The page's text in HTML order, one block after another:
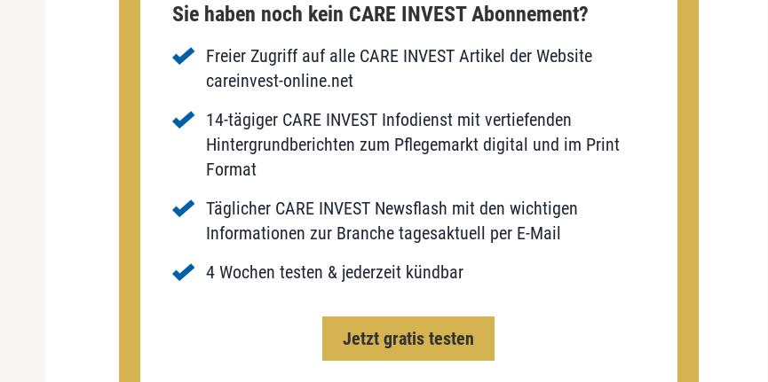
Sie haben noch kein CARE INVEST Abonnement?
Freier Zugriff auf alle CARE INVEST Artikel der Website
careinvest-online.net
14-tägiger CARE INVEST Infodienst mit vertiefenden
Hintergrundberichten zum Pflegemarkt digital und im Print
Format
Täglicher CARE INVEST Newsflash mit den wichtigen
Informationen zur Branche tagesaktuell per E-Mail
4 Wochen testen & jederzeit kündbar
Jetzt gratis testen